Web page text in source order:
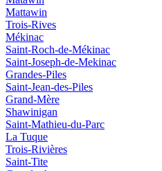
Mattawin
Trois-Rives
Mékinac
Saint-Roch-de-Mékinac
Saint-Joseph-de-Mekinac
Grandes-Piles
Saint-Jean-des-Piles
Grand-Mère
Shawinigan
Saint-Mathieu-du-Parc
La Tuque
Trois-Rivières
Saint-Tite